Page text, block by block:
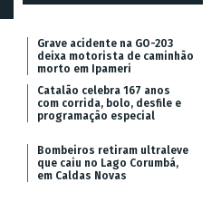
Grave acidente na GO-203
deixa motorista de caminhão
morto em Ipameri
Catalão celebra 167 anos
com corrida, bolo, desfile e
programação especial
Bombeiros retiram ultraleve
que caiu no Lago Corumbá,
em Caldas Novas